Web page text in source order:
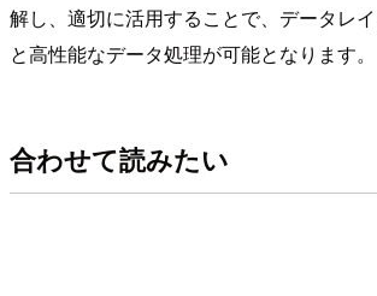
解し、適切に活用することで、データレ
と高性能なデータ処理が可能となります。
合わせて読みたい